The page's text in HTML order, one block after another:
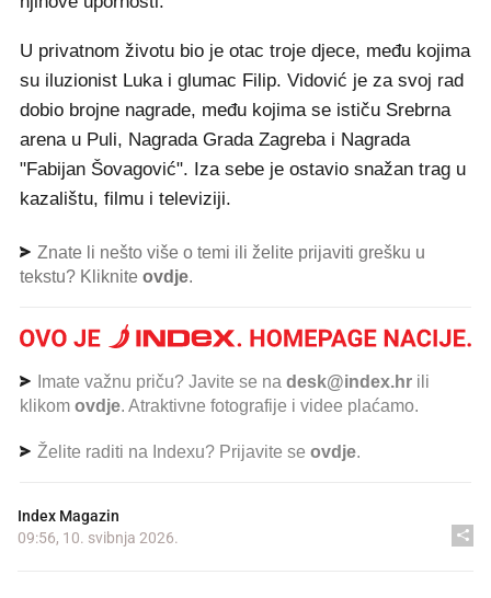
U privatnom životu bio je otac troje djece, među kojima
su iluzionist Luka i glumac Filip. Vidović je za svoj rad
dobio brojne nagrade, među kojima se ističu Srebrna
arena u Puli, Nagrada Grada Zagreba i Nagrada
"Fabijan Šovagović". Iza sebe je ostavio snažan trag u
kazalištu, filmu i televiziji.
Znate li nešto više o temi ili želite prijaviti grešku u
tekstu? Kliknite ovdje.
Imate važnu priču? Javite se na desk@index.hr ili
klikom ovdje. Atraktivne fotografije i videe plaćamo.
Želite raditi na Indexu? Prijavite se ovdje.
Index Magazin
09:56, 10. svibnja 2026.